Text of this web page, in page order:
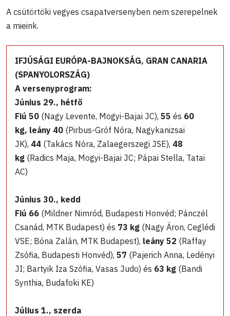
A csütörtöki vegyes csapatversenyben nem szerepelnek
a mieink.
IFJÚSÁGI EURÓPA-BAJNOKSÁG, GRAN CANARIA
(SPANYOLORSZÁG)
A versenyprogram:
Június 29., hétfő
Fiú 50 (Nagy Levente, Mogyi-Bajai JC), 55 és 60
kg, leány 40 (Pirbus-Gróf Nóra, Nagykanizsai
JK), 44 (Takács Nóra, Zalaegerszegi JSE), 48
kg (Radics Maja, Mogyi-Bajai JC; Pápai Stella, Tatai
AC)
Június 30., kedd
Fiú 66 (Mildner Nimród, Budapesti Honvéd; Pánczél
Csanád, MTK Budapest) és 73 kg (Nagy Áron, Ceglédi
VSE; Bóna Zalán, MTK Budapest), leány 52 (Raffay
Zsófia, Budapesti Honvéd), 57 (Pajerich Anna, Ledényi
JI; Bartyik Iza Szófia, Vasas Judo) és 63 kg (Bandi
Synthia, Budafoki KE)
Július 1., szerda